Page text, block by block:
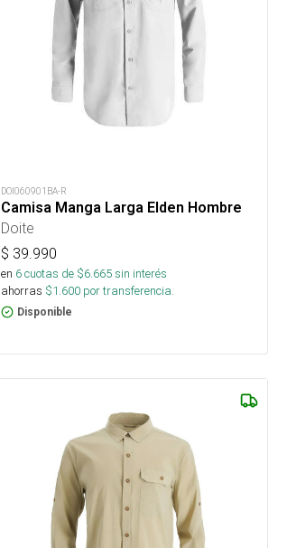
DOI060901BA-R
Camisa Manga Larga Elden Hombre
Doite
$ 39.990
en 6cuotas de $6.665sin interés
ahorras $1.600 por transferencia.
Disponible